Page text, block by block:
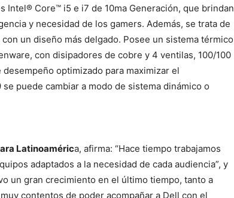
Intel® Core™ i5 e i7 de 10ma Generación, que brindan
y necesidad de los gamers. Además, se trata de
un diseño más delgado. Posee un sistema térmico
con disipadores de cobre y 4 ventilas, 100/100
optimizado para maximizar el
puede cambiar a modo de sistema dinámico o
Latinoamérica, afirma: “Hace tiempo trabajamos
adaptados a la necesidad de cada audiencia”, y
un gran crecimiento en el último tiempo, tanto a
contentos de poder acompañar a Dell con el